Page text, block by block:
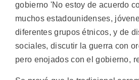
gobierno 'No estoy de acuerdo
muchos estadounidenses,
diferentes grupos étnicos, y de
sociales, discutir la guerra con
pero enojados con el gobierno,